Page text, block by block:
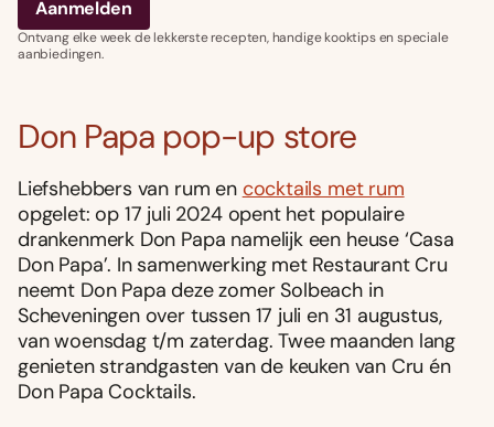
Ontvang elke week de lekkerste recepten, handige kooktips en speciale
aanbiedingen.
Don Papa pop-up store
Liefshebbers van rum en cocktails met rum
opgelet: op 17 juli 2024 opent het populaire
drankenmerk Don Papa namelijk een heuse ‘Casa
Don Papa’. In samenwerking met Restaurant Cru
neemt Don Papa deze zomer Solbeach in
Scheveningen over tussen 17 juli en 31 augustus,
van woensdag t/m zaterdag. Twee maanden lang
genieten strandgasten van de keuken van Cru én
Don Papa Cocktails.